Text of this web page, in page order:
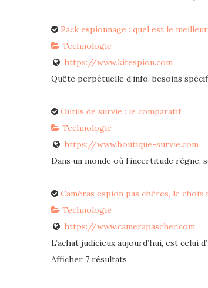
Pack espionnage : quel est le
Technologie
https://www.kitespion.com
Quête perpétuelle d’info, besoins
Outils de survie : le comparatif
Technologie
https://www.boutique-survie.com
Dans un monde où l’incertitude
Caméras espion pas chères, le choix
Technologie
https://www.camerapascher.com
L’achat judicieux aujourd’hui, est celui
Afficher 7 résultats